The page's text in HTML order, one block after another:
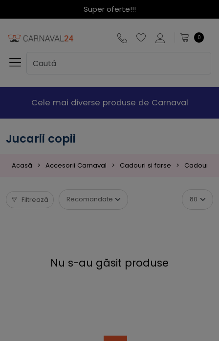
Super oferte!!!
0
Cele mai diverse produse de Carnaval
Jucarii copii
Acasă Accesorii Carnaval Cadouri si farse Cadouri
Filtrează
Nu s-au găsit produse